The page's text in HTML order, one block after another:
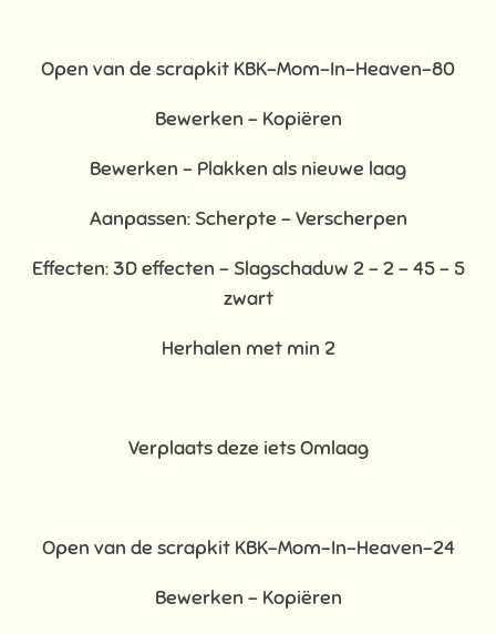
Open van de scrapkit KBK-Mom-In-Heaven-80
Bewerken – Kopiëren
Bewerken - Plakken als nieuwe laag
Aanpassen: Scherpte – Verscherpen
Effecten: 3D effecten - Slagschaduw 2 – 2 – 45 – 5
zwart
Herhalen met min 2
Verplaats deze iets Omlaag
Open van de scrapkit KBK-Mom-In-Heaven-24
Bewerken – Kopiëren